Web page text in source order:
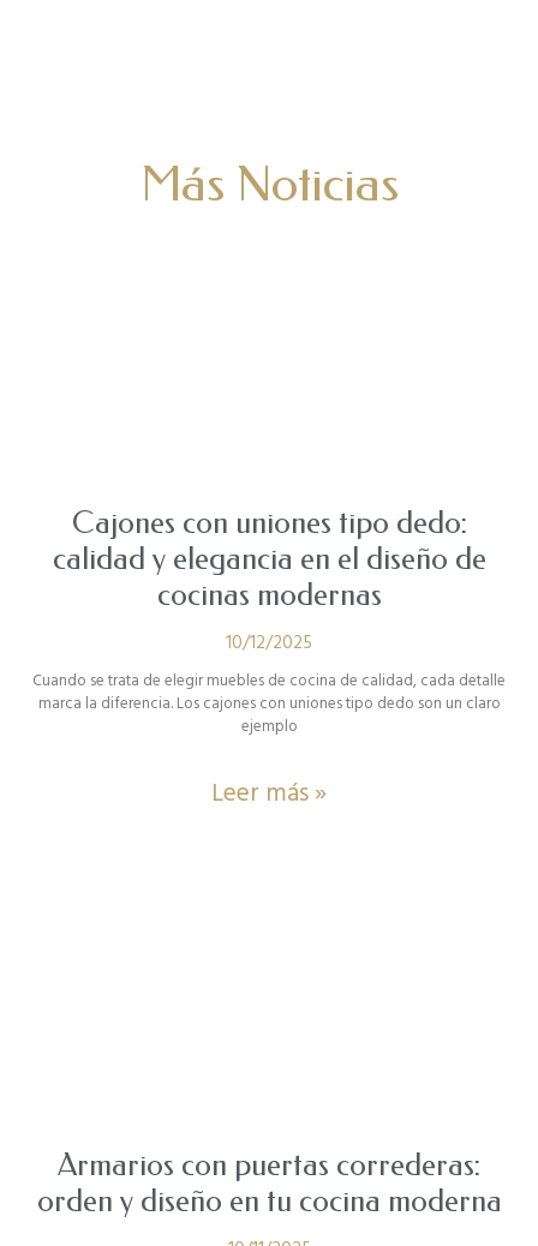
Más Noticias
Cajones con uniones tipo dedo:
calidad y elegancia en el diseño de
cocinas modernas
10/12/2025
Cuando se trata de elegir muebles de cocina de calidad, cada detalle
marca la diferencia. Los cajones con uniones tipo dedo son un claro
ejemplo
Leer más »
Armarios con puertas correderas:
orden y diseño en tu cocina moderna